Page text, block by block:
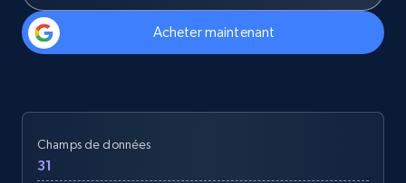
Acheter maintenant
Champs de données
31